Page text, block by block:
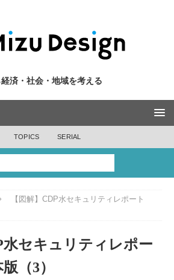
済・社会・地域を考える
TOPICS SERIAL
【図解】CDP水セキュリティレポート
水セキュリティレポー
（3）